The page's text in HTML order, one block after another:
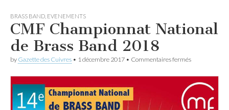
BRASS BAND EVENEMENTS
CMF Championnat National
de Brass Band 2018
by Gazette des Cuivres • 1 décembre 2017 • Commentaires ferméssur
Championnat
National
Brass
Band